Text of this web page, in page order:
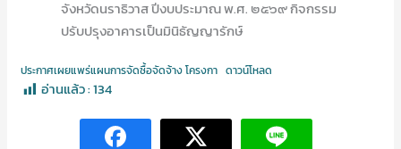
จังหวัดนราธิวาส ปีงบประมาณ พ.ศ. ๒๕๖๙ กิจกรรม
ปรับปรุงอาคารเป็นมินิธัญญารักษ์
ประกาศเผยแพร่แผนการจัดซื้อจัดจ้าง โครงกา ดาวน์โหลด
อ่านแล้ว :134